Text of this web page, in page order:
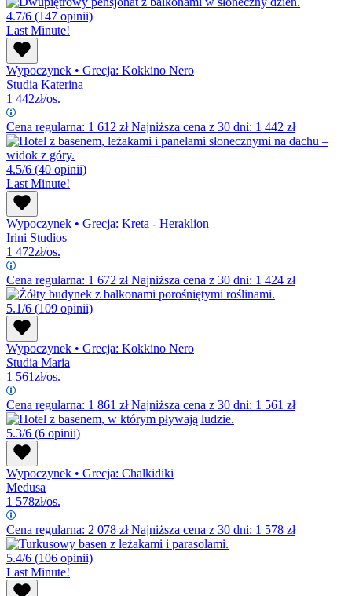
4.7/6 (147 opinii)
Last Minute!
Wypoczynek • Grecja: Kokkino Nero
Studia Katerina
1 442zł/os.
Cena regularna: 1 612 złNajniższa cena z 30 dni: 1 442 zł
4.5/6 (40 opinii)
Last Minute!
Wypoczynek • Grecja: Kreta - Heraklion
Irini Studios
1 472zł/os.
Cena regularna: 1 672 złNajniższa cena z 30 dni: 1 424 zł
5.1/6 (109 opinii)
Wypoczynek • Grecja: Kokkino Nero
Studia Maria
1 561zł/os.
Cena regularna: 1 861 złNajniższa cena z 30 dni: 1 561 zł
5.3/6 (6 opinii)
Wypoczynek • Grecja: Chalkidiki
Medusa
1 578zł/os.
Cena regularna: 2 078 złNajniższa cena z 30 dni: 1 578 zł
5.4/6 (106 opinii)
Last Minute!